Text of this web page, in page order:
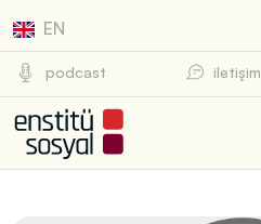
EN
podcast iletişim